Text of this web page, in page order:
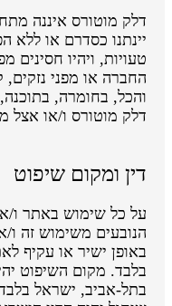
דלק מוטורס איננה
יינתנו כסדרם או ללא
טעויות, ויהיו חסינים
החברה או מפני נזקים,
והכל, בחומרה, בתוכנה,
דלק מוטורס ו/או אצל
דין ומקום שיפוט
על כל שימוש באתר ו/
הנובעים משימוש זה ו/
באופן ישיר או עקיף
בלבד. מקום השיפוט
בתל-אביב, ישראל בלבד,